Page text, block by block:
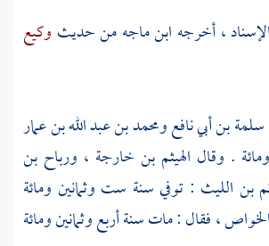
، أخرجه ابن ماجهمن حديث وكيع
سلمة بن أبي نافعومحمد بن عبد الله بن عمار
. وقال الهيثم بن خارجة ، ورباح بن
بن الليث : توفي سنة ست وثمانين ومائة
، فقال : مات سنة أربع وثمانين ومائة